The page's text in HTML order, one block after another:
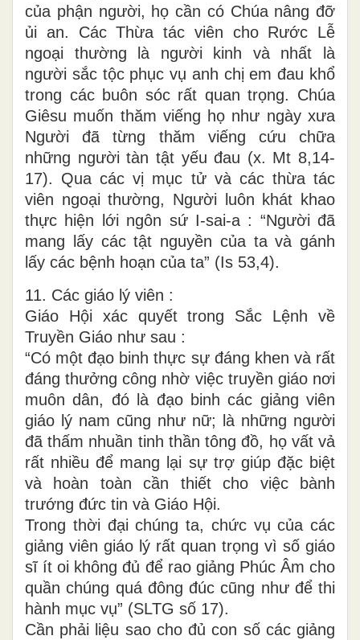
của phận người, họ cần có Chúa nâng đỡ
ủi an. Các Thừa tác viên cho Rước Lễ
ngoại thường là người kinh và nhất là
người sắc tộc phục vụ anh chị em đau khổ
trong các buôn sóc rất quan trọng. Chúa
Giêsu muốn thăm viếng họ như ngày xưa
Người đã từng thăm viếng cứu chữa
những người tàn tật yếu đau (x. Mt 8,14-
17). Qua các vị mục tử và các thừa tác
viên ngoại thường, Người luôn khát khao
thực hiện lới ngôn sứ I-sai-a : “Người đã
mang lấy các tật nguyền của ta và gánh
lấy các bệnh hoạn của ta” (Is 53,4).
11. Các giáo lý viên :
Giáo Hội xác quyết trong Sắc Lệnh về
Truyền Giáo như sau :
“Có một đạo binh thực sự đáng khen và rất
đáng thưởng công nhờ việc truyền giáo nơi
muôn dân, đó là đạo binh các giảng viên
giáo lý nam cũng như nữ; là những người
đã thấm nhuần tinh thần tông đồ, họ vất vả
rất nhiều để mang lại sự trợ giúp đặc biệt
và hoàn toàn cần thiết cho việc bành
trướng đức tin và Giáo Hội.
Trong thời đại chúng ta, chức vụ của các
giảng viên giáo lý rất quan trọng vì số giáo
sĩ ít oi không đủ để rao giảng Phúc Âm cho
quần chúng quá đông đúc cũng như để thi
hành mục vụ” (SLTG số 17).
Cần phải liệu sao cho đủ con số các giảng